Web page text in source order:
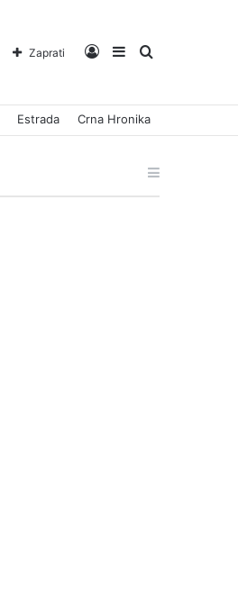
Pretraga
Sidebar
Log
Zaprati
Estrada Crna Hronika